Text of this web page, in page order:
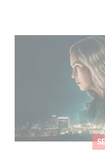
Unfamiliar ist auf Platz 1
englischsprachigen Serien!